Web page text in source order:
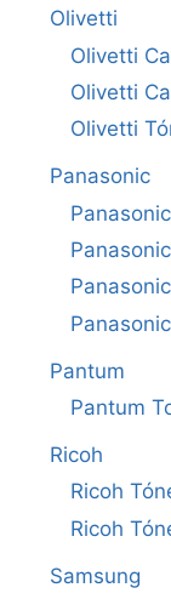
Olivetti
Olivetti
Olivetti
Olivetti
Panasonic
Pantum
Pantum
Ricoh
Ricoh
Ricoh
Samsung